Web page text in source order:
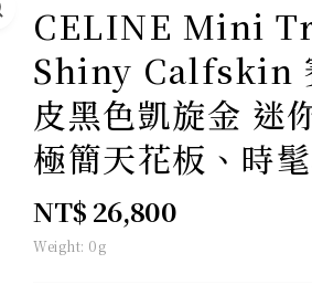
CELINE Mini
Shiny Calfskin
皮黑色凱旋金 迷
極簡天花板、時髦
NT$ 26,800
Weight: 0g